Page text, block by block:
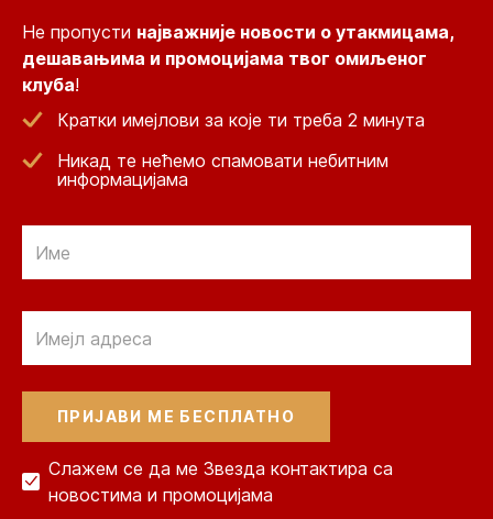
Не пропусти најважније новости о утакмицама,
дешавањима и промоцијама твог омиљеног
клуба!
Кратки имејлови за које ти треба 2 минута
Никад те нећемо спамовати небитним
информацијама
Слажем се да ме Звезда контактира са
новостима и промоцијама